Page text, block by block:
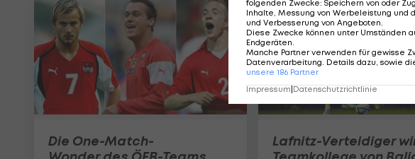
Die One-Match-
Lafnitz-Verteidiger
folgenden Zwecke: Speichern von oder
Inhalte, Messung von Werbeleistung und
und Verbesserung von Angeboten.
Diese Zwecke können unter Umständen
Endgeräten.
Manche Partner verwenden für gewisse
Datenverarbeitung. Details dazu, sowie
unsere 186 Partner
Impressum Datenschutzrichtlinie